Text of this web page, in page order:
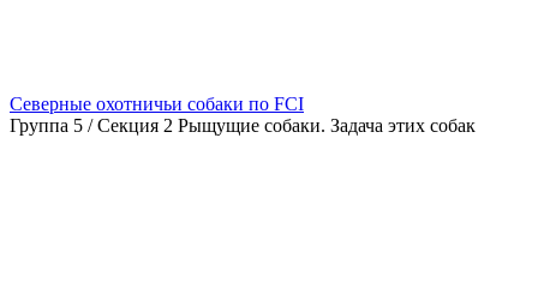
Северные охотничьи собаки по FCI
Группа 5 / Секция 2 Рыщущие собаки. Задача этих собак